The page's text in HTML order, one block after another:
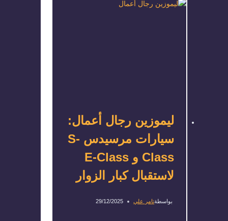
ليموزين رجال أعمال:
سيارات مرسيدس S-
Class و E-Class
لاستقبال كبار الزوار
بواسطةتامر علي 29/12/2025